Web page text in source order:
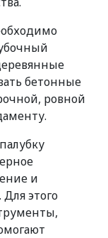
бетонные
ровной
и
этого